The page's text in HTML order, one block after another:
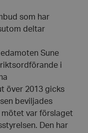
som har
deltar
Sune
i
över 2013 gicks
beviljades
mötet var förslaget
Den har